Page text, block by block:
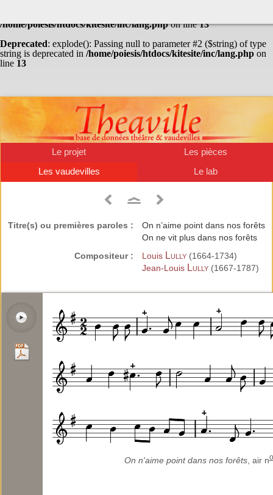
/home/poiesis/htdocs/kitesite/inc/lang.phpon line13
Deprecated: explode(): Passing null to parameter #2 ($string) of type
string is deprecated in /home/poiesis/htdocs/kitesite/inc/lang.php on
line 13
Le projet
Les pièces
Les vaudevilles
Le lab
Titre(s) ou premières paroles :
On n’aime point dans nos forêts
On ne vit plus dans nos forêts
Compositeur :
Louis Lully (1664-1734)
Jean-Louis Lully (1667-1787)
On n'aime point dans nos forêts, air no